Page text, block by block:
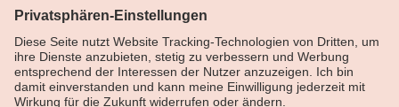
Über Alessandro
Shop